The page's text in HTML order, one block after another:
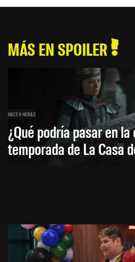
MÁS EN SPOILER
HACE 4 HORAS
¿Qué podría pasar en
temporada de La Casa